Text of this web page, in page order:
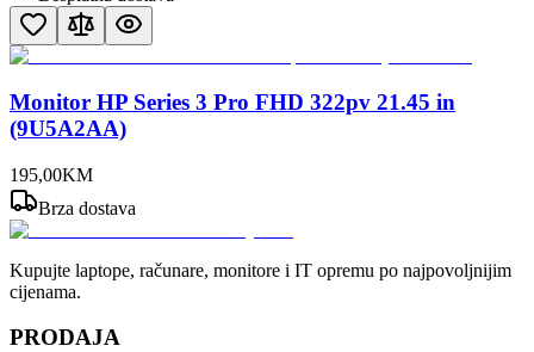
Monitor HP Series 3 Pro FHD 322pv 21.45 in
(9U5A2AA)
195,00KM
Brza dostava
Kupujte laptope, računare, monitore i IT opremu po najpovoljnijim
cijenama.
PRODAJA